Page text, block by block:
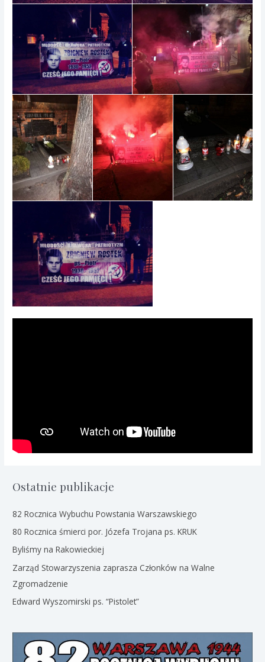
Ostatnie publikacje
82 Rocznica Wybuchu Powstania Warszawskiego
80 Rocznica śmierci por. Józefa Trojana ps. KRUK
Byliśmy na Rakowieckiej
Zarząd Stowarzyszenia zaprasza Członków na Walne
Zgromadzenie
Edward Wyszomirski ps. “Pistolet”